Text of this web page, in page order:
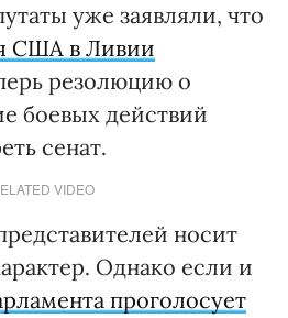
уже заявляли, что
США в Ливии
резолюцию о
боевых действий
сенат.
VIDEO
носит
Однако если и
проголосует